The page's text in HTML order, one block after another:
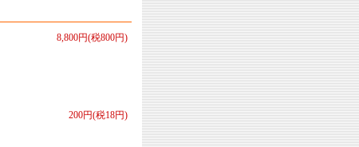
8,800円(税800円)
200円(税18円)